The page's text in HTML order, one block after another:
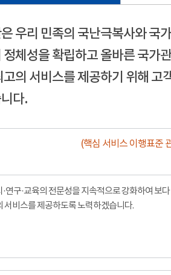
우리 민족의 국난극복사와 국
정체성을 확립하고 올바른 국가
의 서비스를 제공하기 위해 고
다.
(핵심 서비스 이행표준
연구·교육의 전문성을 지속적으로 강화하여 보다
서비스를 제공하도록 노력하겠습니다.